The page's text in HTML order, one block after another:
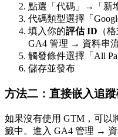
點選「代碼」→「新
代碼類型選擇「
填入你的評估 ID （
GA4 管理 → 資料串流
觸發條件選擇「All
儲存並發布
方法二：直接嵌入追
如果沒有使用 GTM，可以
籤中。進入 GA4 管理 →